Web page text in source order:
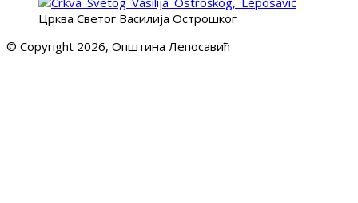
Црква Светог Василија Острошког
© Copyright 2026, Општина Лепосавић